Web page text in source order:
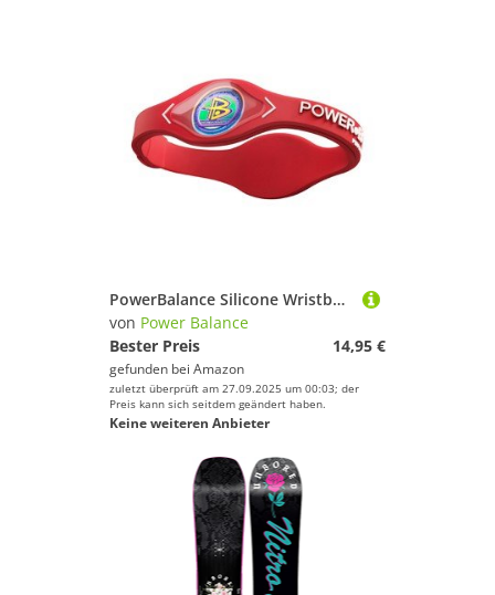
PowerBalance Silicone Wristband Power Balance Armband Red-White L
von Power Balance
Bester Preis
14,95 €
gefunden bei Amazon
zuletzt überprüft am 27.09.2025 um 00:03; der
Preis kann sich seitdem geändert haben.
Keine weiteren Anbieter